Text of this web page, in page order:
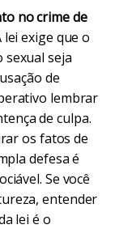
no crime de
lei exige que o
seja
de
lembrar
de culpa.
os fatos de
defesa é
Se você
entender
lei é o